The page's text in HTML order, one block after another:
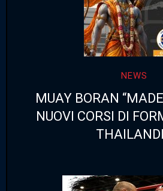
NEWS
MUAY BORAN
NUOVI CORSI DI